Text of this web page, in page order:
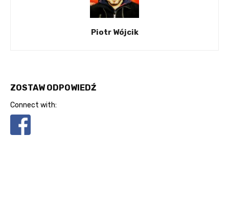
Piotr Wójcik
ZOSTAW ODPOWIEDŹ
Connect with: